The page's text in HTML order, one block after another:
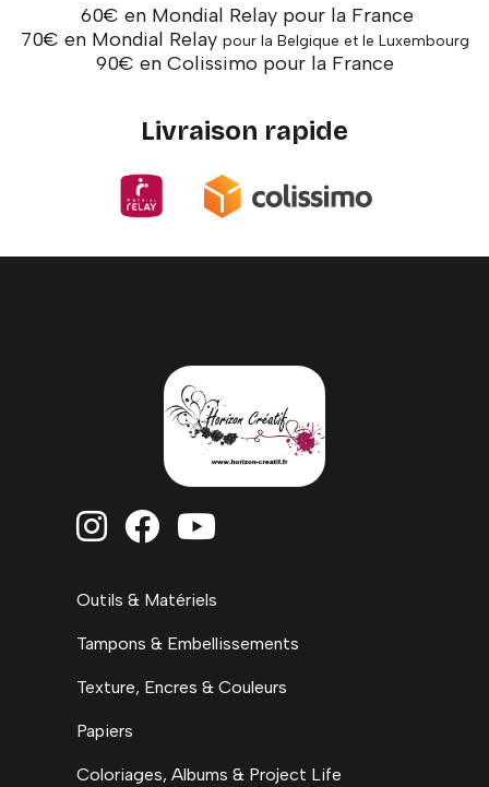
60€ en Mondial Relay pour la France
70€ en Mondial Relay pour la Belgique et le Luxembourg
90€ en Colissimo pour la France
Livraison rapide
  
Outils & Matériels
Tampons & Embellissements
Texture, Encres & Couleurs
Papiers
Coloriages, Albums & Project Life